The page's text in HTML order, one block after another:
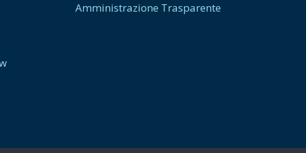
Amministrazione Trasparente